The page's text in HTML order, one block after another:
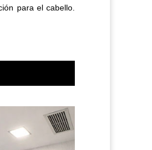
para el cabello.